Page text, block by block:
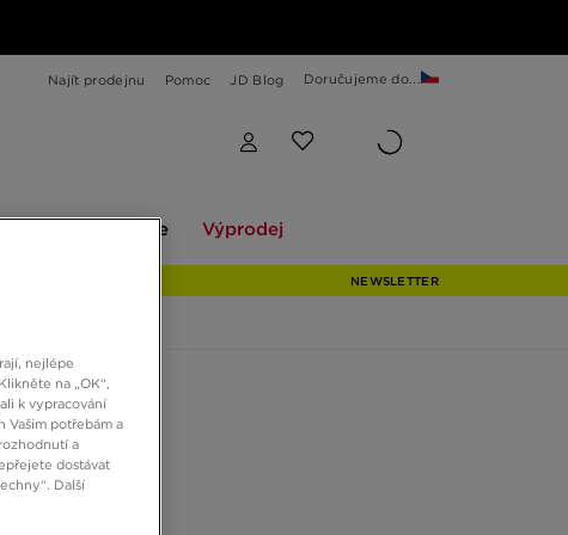
Najít prodejnu Pomoc JD Blog Doručujeme do...
Explore Výprodej
NEWSLETTER
XT-6
Kč
nejlépe
na „OK“,
k vypracování
Vašim potřebám a
a
dostávat
Další